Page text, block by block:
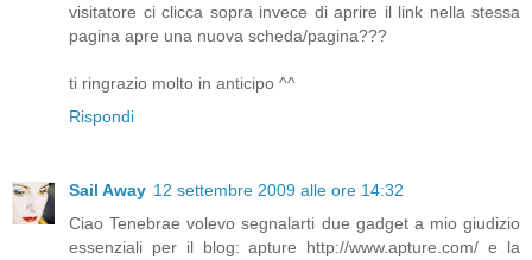
visitatore ci clicca sopra invece di aprire il link nella stessa
pagina apre una nuova scheda/pagina???
ti ringrazio molto in anticipo ^^
Rispondi
Sail Away 12 settembre 2009 alle ore 14:32
Ciao Tenebrae volevo segnalarti due gadget a mio giudizio
essenziali per il blog: apture http://www.apture.com/ e la